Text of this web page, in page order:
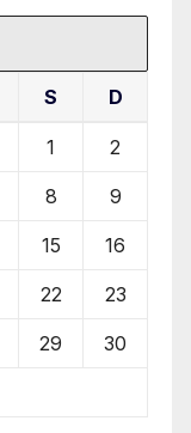
S D
1 2
8 9
15 16
22 23
29 30